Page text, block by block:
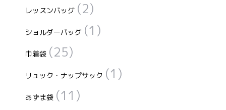
レッスンバッグ (2)
ショルダーバッグ (1)
巾着袋 (25)
リュック・ナップサック (1)
あずま袋 (11)